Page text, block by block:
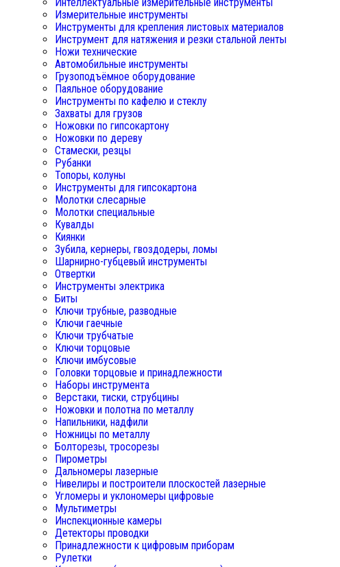
Измерительные инструменты
Инструменты для крепления листовых материалов
Инструмент для натяжения и резки стальной ленты
Ножи технические
Автомобильные инструменты
Грузоподъёмное оборудование
Паяльное оборудование
Инструменты по кафелю и стеклу
Захваты для грузов
Ножовки по гипсокартону
Ножовки по дереву
Стамески, резцы
Рубанки
Топоры, колуны
Инструменты для гипсокартона
Молотки слесарные
Молотки специальные
Кувалды
Киянки
Зубила, кернеры, гвоздодеры, ломы
Шарнирно-губцевый инструменты
Отвертки
Инструменты электрика
Биты
Ключи трубные, разводные
Ключи гаечные
Ключи трубчатые
Ключи торцовые
Ключи имбусовые
Головки торцовые и принадлежности
Наборы инструмента
Верстаки, тиски, струбцины
Ножовки и полотна по металлу
Напильники, надфили
Ножницы по металлу
Болторезы, тросорезы
Пирометры
Дальномеры лазерные
Нивелиры и построители плоскостей лазерные
Угломеры и уклономеры цифровые
Мультиметры
Инспекционные камеры
Детекторы проводки
Принадлежности к цифровым приборам
Рулетки